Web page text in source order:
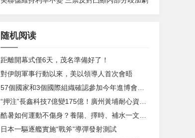
随机阅读
距離開幕式僅6天，茂名準備好了！
對伊朗軍事行動以來，美以領導人首次會晤
日本一驅逐艦實施“戰斧”導彈發射測試